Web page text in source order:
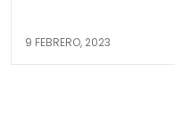
9 FEBRERO, 2023